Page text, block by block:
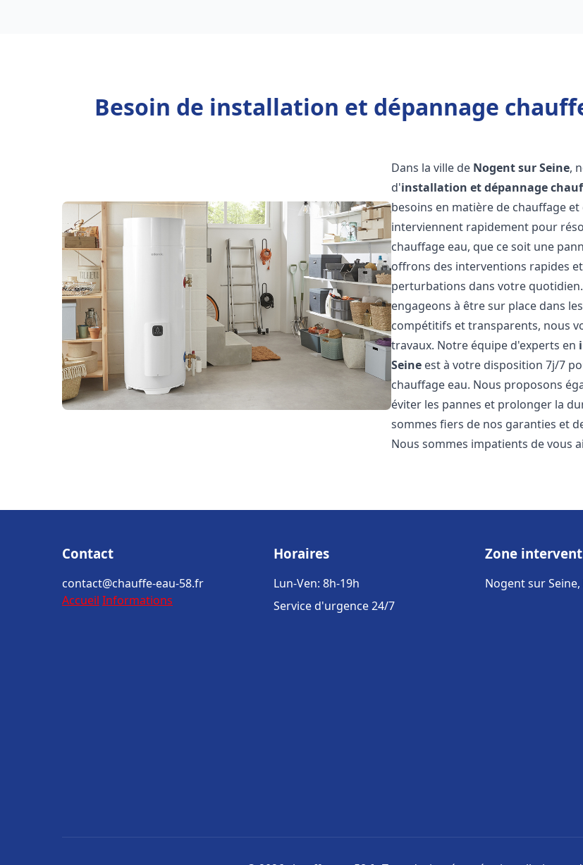
Besoin de installation et dépannage
Dans la ville de Nogent sur Seine,
d'installation et dépannage
besoins en matière de chauffage
interviennent rapidement pour
chauffage eau, que ce soit une
offrons des interventions rapides
perturbations dans votre
engageons à être sur place dans
compétitifs et transparents, nous
travaux. Notre équipe d'experts en
Seine est à votre disposition 7j/7
chauffage eau. Nous proposons
éviter les pannes et prolonger la
sommes fiers de nos garanties et
Nous sommes impatients de vous
Contact
contact@chauffe-eau-58.fr
Accueil Informations
Horaires
Lun-Ven: 8h-19h
Service d'urgence 24/7
Zone
Nogent sur Seine,